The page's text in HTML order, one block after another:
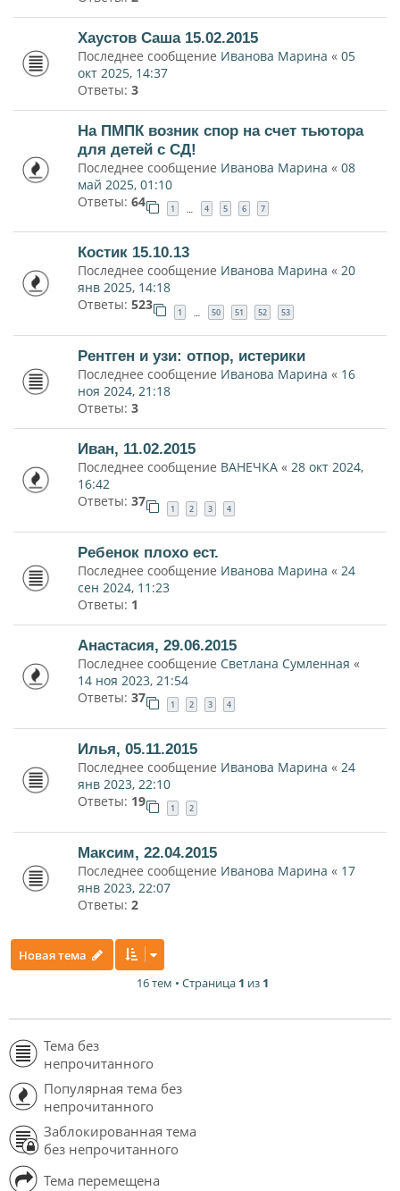
Хаустов Саша 15.02.2015
Последнее сообщение Иванова Марина « 05
окт 2025, 14:37
Ответы: 3
На ПМПК возник спор на счет тьютора
для детей с СД!
Последнее сообщение Иванова Марина « 08
май 2025, 01:10
Ответы: 64 1 … 4 5 6 7
Костик 15.10.13
Последнее сообщение Иванова Марина « 20
янв 2025, 14:18
Ответы: 523 1 … 50 51 52 53
Рентген и узи: отпор, истерики
Последнее сообщение Иванова Марина « 16
ноя 2024, 21:18
Ответы: 3
Иван, 11.02.2015
Последнее сообщение ВАНЕЧКА « 28 окт 2024,
16:42
Ответы: 37 1 2 3 4
Ребенок плохо ест.
Последнее сообщение Иванова Марина « 24
сен 2024, 11:23
Ответы: 1
Анастасия, 29.06.2015
Последнее сообщение Светлана Сумленная «
14 ноя 2023, 21:54
Ответы: 37 1 2 3 4
Илья, 05.11.2015
Последнее сообщение Иванова Марина « 24
янв 2023, 22:10
Ответы: 19 1 2
Максим, 22.04.2015
Последнее сообщение Иванова Марина « 17
янв 2023, 22:07
Ответы: 2
Новая тема
16 тем • Страница 1 из 1
Тема без
непрочитанного
Популярная тема без
непрочитанного
Заблокированная тема
без непрочитанного
Тема перемещена